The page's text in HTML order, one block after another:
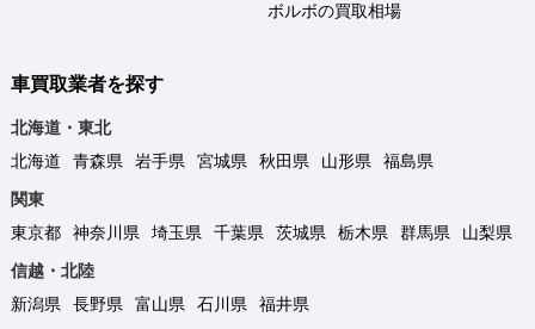
ボルボの買取相場
車買取業者を探す
北海道・東北
北海道
青森県 岩手県 宮城県 秋田県 山形県
福島県
関東
東京都
神奈川県 埼玉県 千葉県 茨城県 栃木県 群馬県
山梨県
信越・北陸
新潟県
長野県 富山県 石川県
福井県